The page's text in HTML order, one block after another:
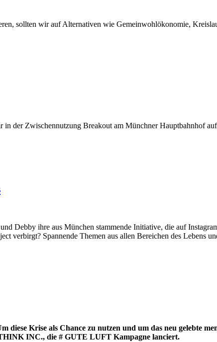
sollten wir auf Alternativen wie Gemeinwohlökonomie,
in der Zwischennutzung Breakout am Münchner Hauptbahnhof
Debby ihre aus München stammende Initiative, die auf
verbirgt? Spannende Themen aus allen Bereichen des Lebens
diese Krise als Chance zu nutzen und um das neu gelebte
INC., die # GUTE LUFT Kampagne lanciert.